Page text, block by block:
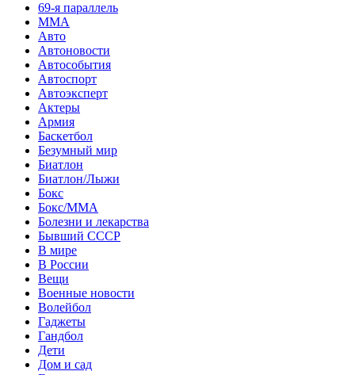
69-я параллель
MMA
Авто
Автоновости
Автособытия
Автоспорт
Автоэксперт
Актеры
Армия
Баскетбол
Безумный мир
Биатлон
Биатлон/Лыжи
Бокс
Бокс/MMA
Болезни и лекарства
Бывший СССР
В мире
В России
Вещи
Военные новости
Волейбол
Гаджеты
Гандбол
Дети
Дом и сад